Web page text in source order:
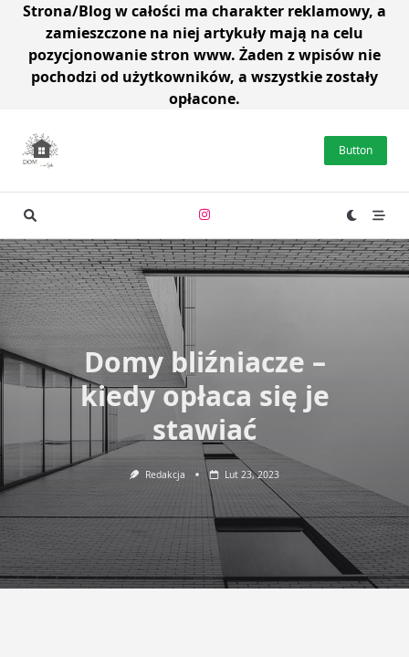
Strona/Blog w całości ma charakter reklamowy, a
zamieszczone na niej artykuły mają na celu
pozycjonowanie stron www. Żaden z wpisów nie
pochodzi od użytkowników, a wszystkie zostały
opłacone.
content
Button
Domy bliźniacze –
kiedy opłaca się je
stawiać
Redakcja Lut 23, 2023